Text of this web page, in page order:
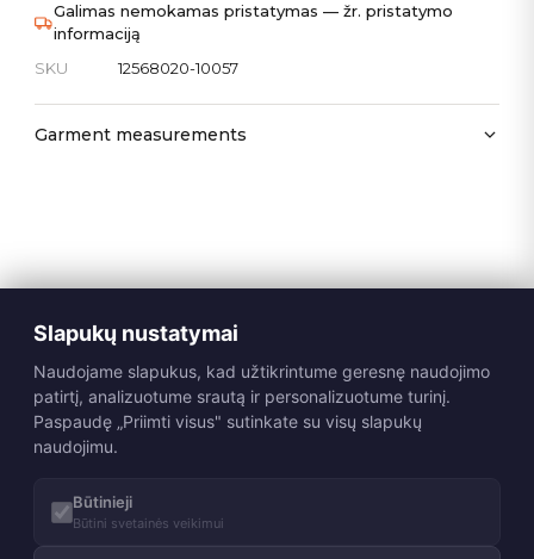
Galimas nemokamas pristatymas — žr. pristatymo
informaciją
SKU
12568020-10057
Garment measurements
Slapukų nustatymai
Naudojame slapukus, kad užtikrintume geresnę naudojimo
patirtį, analizuotume srautą ir personalizuotume turinį.
Paspaudę „Priimti visus" sutinkate su visų slapukų
naudojimu.
Būtinieji
Būtini svetainės veikimui